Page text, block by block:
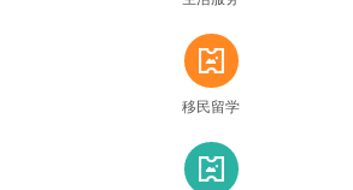
票
移民留学
票